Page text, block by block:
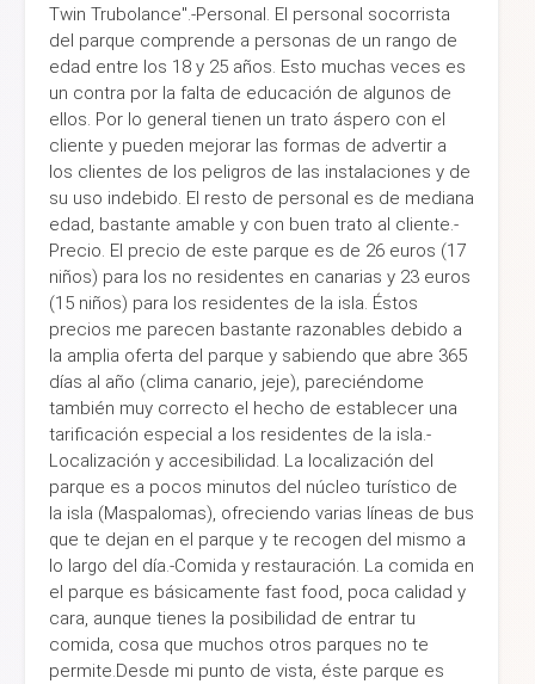
Twin Trubolance".-Personal. El personal socorrista
del parque comprende a personas de un rango de
edad entre los 18 y 25 años. Esto muchas veces es
un contra por la falta de educación de algunos de
ellos. Por lo general tienen un trato áspero con el
cliente y pueden mejorar las formas de advertir a
los clientes de los peligros de las instalaciones y de
su uso indebido. El resto de personal es de mediana
edad, bastante amable y con buen trato al cliente.-
Precio. El precio de este parque es de 26 euros (17
niños) para los no residentes en canarias y 23 euros
(15 niños) para los residentes de la isla. Éstos
precios me parecen bastante razonables debido a
la amplia oferta del parque y sabiendo que abre 365
días al año (clima canario, jeje), pareciéndome
también muy correcto el hecho de establecer una
tarificación especial a los residentes de la isla.-
Localización y accesibilidad. La localización del
parque es a pocos minutos del núcleo turístico de
la isla (Maspalomas), ofreciendo varias líneas de bus
que te dejan en el parque y te recogen del mismo a
lo largo del día.-Comida y restauración. La comida en
el parque es básicamente fast food, poca calidad y
cara, aunque tienes la posibilidad de entrar tu
comida, cosa que muchos otros parques no te
permite.Desde mi punto de vista, éste parque es